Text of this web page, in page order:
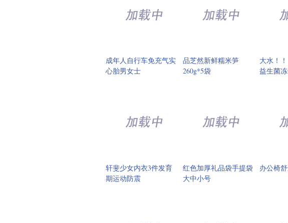
成年人自行车免充气实
心胎男女士
品芝然新鲜糯米笋
260g*5袋
大水！
益生菌
轩斐少女内衣3件发育
期运动防震
红色加厚礼品袋手提袋
大中小号
办公椅